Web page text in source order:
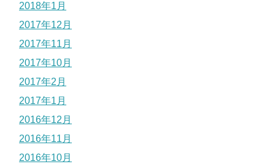
2018年1月
2017年12月
2017年11月
2017年10月
2017年2月
2017年1月
2016年12月
2016年11月
2016年10月